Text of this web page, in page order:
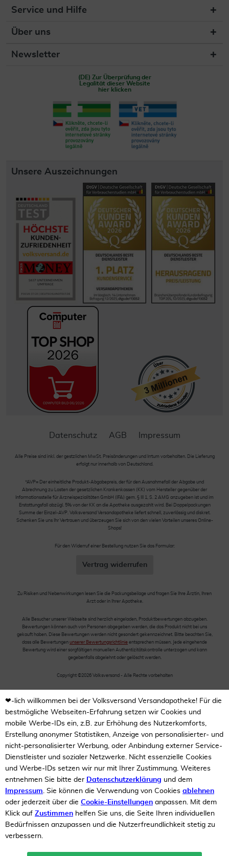
Service und Hilfe
Über uns
Newsletter
(DE) Zur Überprüfung der
Legalität dieser Website
hier klicken
Unsere Auszeichnungen
Datenschutz AGB Impressum
Alle Preise sind inkl. der gestzlichen MwSt. Preisänderungen und Irrtum vorbehalten. Die Lieferung
erfolgt nur innerhalb von Deutschland.
*AVP= Der einheitliche Produkt-Abgabepreis, der für den Ausnahmefall der Abgabe und
Abrechnung zu Lasten der gesetzlichen Krankenkassen (KK) vom Hersteller gegenüber der
Informationsstelle für Arzneispezialitäten GmbH (IFA) gem. § III 1, S. 2 AMG anzugeben ist und im
Erstattungsfall abzügl. 5% von der KK an die Apotheke ausgezahlt wird. Bei Doppelpackungen
Summe der Einzel-AVP. Volksversand Versandapotheke liefert schnell, zuverlässig und diskret.
Schenken Sie uns Ihr Vertrauen und überzeugen Sie sich von den vielen Vorteilen unseres Online-
Shops!
Für den Widerruf einer Bestellung nutzen Sie das Formular:
Vertrag widerrufen
Zu Risiken und Nebenwirkungen lesen Sie die Packungsbeilage und fragen Sie Ihre Ärztin, Ihren
Arzt oder in Ihrer Apotheke.
Alle Besucher unserer Webseite sind herzlich eingeladen, Produktbewertungen abzugeben.
Bewertungen können auch von Personen abgegeben werden, die das Produkt nicht bei uns
gekauft haben. Diese Bewertungen werden nicht gesondert gekennzeichnet. Bitte beachten Sie,
dass alle Bewertungen unserer Bewertungsrichtlinie entsprechen müssen. Jede eingehende
Bewertung wird einer sorgfältigen manuellen Authentizitätskontrolle unterzogen und kann
gegebenfalls abgelehnt oder gelöscht werden.
Copyright ©2026 Volksversand - Alle Rechte vorbehalten
❤-lich willkommen bei der Volksversand Versandapotheke! Für die
bestmögliche Webseiten-Erfahrung setzen wir Cookies und
mobile Werbe-IDs ein, z.B. zur Erhöhung des Nutzerkomforts,
Erstellung anonymer Statistiken, Anzeige von personalisierter- und
nicht-personalisierter Werbung, oder Anbindung externer Service-
Dienstleister und sozialer Netzwerke. Nicht essenzielle Cookies
und Werbe-IDs setzen wir nur mit Ihrer Zustimmung. Weiteres
entnehmen Sie bitte der Datenschutzerklärung und dem
Impressum. Sie können die Verwendung von Cookies ablehnen
oder jederzeit über die Cookie-Einstellungen anpassen. Mit dem
Klick auf Zustimmen helfen Sie uns, die Seite Ihren individuellen
Bedürfnissen anzupassen und die Nutzerfreundlichkeit stetig zu
verbessern.